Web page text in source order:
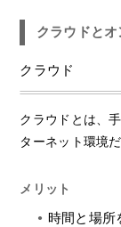
クラウドと
クラウド
クラウドとは、
ターネット環境
メリット
時間と場所